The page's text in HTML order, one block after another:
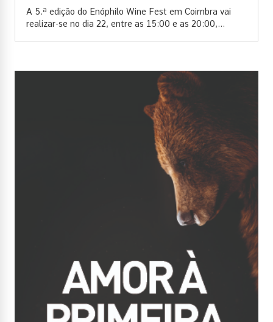
A 5.ª edição do Enóphilo Wine Fest em Coimbra vai
realizar-se no dia 22, entre as 15:00 e as 20:00,...